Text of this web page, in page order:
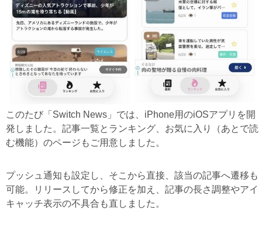
このたび「Switch News」では、iPhone用のiOSアプリを開
発しました。記事一覧とランキング、お気に入り（あとで読
む機能）のページもご用意しました。
プッシュ通知も設定し、そこから直接、該当の記事へ遷移も
可能。リリースしてから修正を加え、記事の長さ調整やアイ
キャッチ表示の不具合も直しました。